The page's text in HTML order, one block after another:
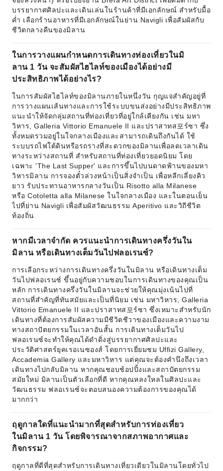
บรรยากาศศิลปะและเดินเล่นในร้านค้าที่มีเอกลักษณ์ สำหรับมื้อ
ค่ำ เลือกร้านอาหารที่มีเอกลักษณ์ในย่าน Navigli เพื่อสัมผัสกับ
ชีวิตกลางคืนของมิลาน
ในการวางแผนกำหนดการเดินทางท่องเที่ยวในมิ
ลาน 1 วัน จะสัมผัสไฮไลท์ของเมืองได้อย่างมี
ประสิทธิภาพได้อย่างไร?
ในการสัมผัสไฮไลท์ของมิลานภายในหนึ่งวัน กุญแจสำคัญอยู่ที่
การวางแผนเส้นทางและการใช้ระบบขนส่งอย่างมีประสิทธิภาพ
แนะนำให้จัดกลุ่มสถานที่ท่องเที่ยวที่อยู่ใกล้เคียงกัน เช่น มหา
วิหาร, Galleria Vittorio Emanuele II และปราสาทส포ร์ซา ซึ่ง
ทั้งหมดรวมอยู่ในใจกลางเมืองและสามารถเดินถึงกันได้ ใช้
ระบบรถไฟใต้ดินหรือรถรางที่สะดวกของมิลานเพื่อลดเวลาเดิน
ทางระหว่างสถานที่ สำหรับสถานที่ท่องเที่ยวยอดนิยม โดย
เฉพาะ 'The Last Supper' และการขึ้นไปบนดาดฟ้านของมหา
วิหารมิลาน การจองตั๋วล่วงหน้าเป็นสิ่งจำเป็น เพื่อหลีกเลี่ยงคิว
ยาว รับประทานอาหารกลางวันเป็น Risotto alla Milanese
หรือ Cotoletta alla Milanese ในใจกลางเมือง และในตอนเย็น
ไปที่ย่าน Navigli เพื่อสัมผัสวัฒนธรรม Aperitivo และวิถีชีวิต
ท้องถิ่น
หากมีเวลาจำกัด ควรแนะนำการเดินทางครึ่งวันใน
มิลาน หรือเดินทางเต็มวันไปฟลอเรนซ์?
การเลือกระหว่างการเดินทางครึ่งวันในมิลาน หรือเดินทางเต็ม
วันไปฟลอเรนซ์ ขึ้นอยู่กับความชอบในการเดินทางของคุณเป็น
หลัก การเดินทางครึ่งวันในมิลานจะช่วยให้คุณมุ่งเน้นไปที่
สถานที่สำคัญที่ทันสมัยและเป็นที่นิยม เช่น มหาวิหาร, Galleria
Vittorio Emanuele II และปราสาทส포ร์ซา ซึ่งเหมาะสำหรับนัก
เดินทางที่ต้องการสัมผัสความมีชีวิตชีวาของเมืองและความงาม
ทางสถาปัตยกรรมในเวลาอันสั้น การเดินทางเต็มวันไป
ฟลอเรนซ์จะทำให้คุณได้ดำดิ่งสู่บรรยากาศศิลปะและ
ประวัติศาสตร์ยุคเรอเนซองส์ โดยการเยี่ยมชม Uffizi Gallery,
Accademia Gallery และมหาวิหาร แต่คุณจะต้องคำนึงถึงเวลา
เดินทางไปกลับมิลาน หากคุณชอบช้อปปิ้งและสถาปัตยกรรม
สมัยใหม่ มิลานเป็นตัวเลือกที่ดี หากคุณหลงใหลในศิลปะและ
วัฒนธรรม ฟลอเรนซ์จะตอบสนองความต้องการของคุณได้
มากกว่า
ฤดูกาลใดที่แนะนำมากที่สุดสำหรับการท่องเที่ยว
ในมิลาน 1 วัน โดยพิจารณาจากสภาพอากาศและ
กิจกรรม?
ฤดูกาลที่ดีที่สุดสำหรับการเดินทางเที่ยวเดียวในมิลานโดยทั่วไป